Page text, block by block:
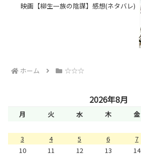
映画【柳生一族の陰謀】感想(ネタバレ)
ホーム ☆☆☆
2026年8月
月 火 水 木 金
3
4 5 6 7
10
11 12 13 14